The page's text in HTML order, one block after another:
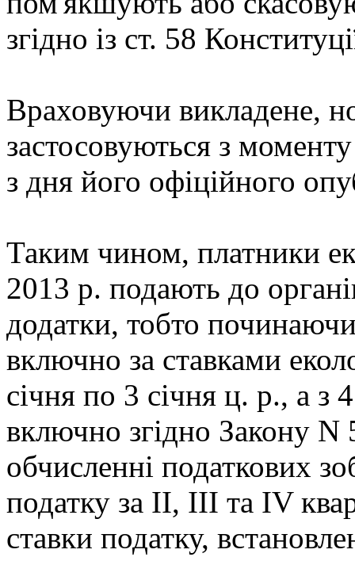
згідно із ст. 58
Враховуючи викладене,
застосовуються з
з дня його офіційного
Таким чином, платники
2013 р. подають до
додатки, тобто
включно за ставками
січня по 3 січня ц. р., а з
включно згідно Закону N
обчисленні податкових
податку за II, III та IV
ставки податку,